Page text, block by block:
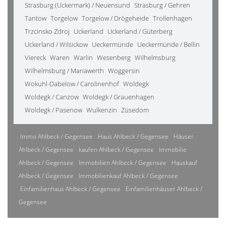
Strasburg (Uckermark) / Neuensund Strasburg / Gehren
Tantow Torgelow Torgelow / Drögeheide Trollenhagen
Trzcinsko Zdroj Uckerland Uckerland / Güterberg
Uckerland / Wilsickow Ueckermünde Ueckermünde / Bellin
Viereck Waren Warlin Wesenberg Wilhelmsburg
Wilhelmsburg / Mariawerth Woggersin
Wokuhl-Dabelow / Carolinenhof Woldegk
Woldegk / Canzow Woldegk / Grauenhagen
Woldegk / Pasenow Wulkenzin Züsedom
Immo Ahlbeck / Gegensee Haus Ahlbeck / Gegensee
Häuser
Ahlbeck / Gegensee
kaufen Ahlbeck / Gegensee
Immobilie
Ahlbeck / Gegensee
Immobilien Ahlbeck / Gegensee
Hauskauf
Ahlbeck / Gegensee
Immobilienkauf Ahlbeck / Gegensee
Einfamilienhaus Ahlbeck / Gegensee
Einfamilienhäuser Ahlbeck /
Gegensee